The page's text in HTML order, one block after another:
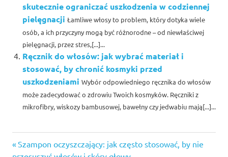
skutecznie ograniczać uszkodzenia w codziennej
pielęgnacji Łamliwe włosy to problem, który dotyka wiele
osób, a ich przyczyny mogą być różnorodne – od niewłaściwej
pielęgnacji, przez stres,[...]...
Ręcznik do włosów: jak wybrać materiał i
stosować, by chronić kosmyki przed
uszkodzeniami Wybór odpowiedniego ręcznika do włosów
może zadecydować o zdrowiu Twoich kosmyków. Ręczniki z
mikrofibry, wiskozy bambusowej, bawełny czy jedwabiu mają[...]...
Nawigacja
Previous
Szampon oczyszczający: jak często stosować, by nie